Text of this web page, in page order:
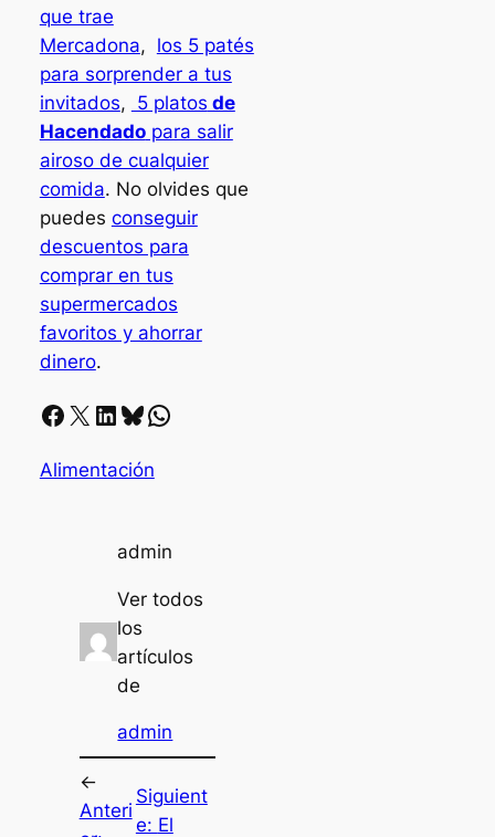
que trae
Mercadona, los 5 patés
para sorprender a tus
invitados, 5 platos de
Hacendadopara salir
airoso de cualquier
comida. No olvides que
puedes conseguir
descuentos para
comprar en tus
supermercados
favoritos y ahorrar
dinero.
Facebook X LinkedIn Bluesky Whatsapp
Alimentación
admin
Ver todos
los
artículos
de
admin
←
Anteri
Siguient
e: El